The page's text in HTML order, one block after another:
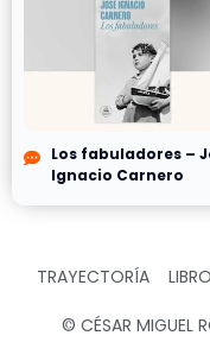
Los fabuladores –
Ignacio Carnero
TRAYECTORÍA
© CÉSAR MIGUEL